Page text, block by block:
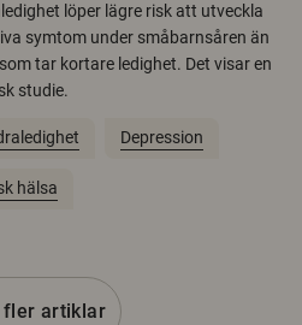
löper lägre risk att utveckla
symtom under småbarnsåren än
tar kortare ledighet. Det visar en
studie.
Depression
hälsa
fler artiklar